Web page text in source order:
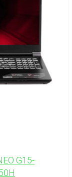
G15-